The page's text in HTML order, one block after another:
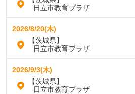
日立市教育プラザ
2026/8/20(木)
【茨城県】
日立市教育プラザ
2026/9/3(木)
【茨城県】
日立市教育プラザ